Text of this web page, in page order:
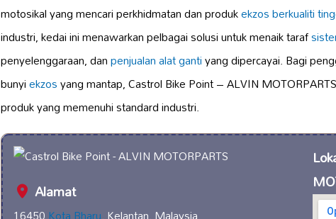
motosikal yang mencari perkhidmatan dan produkekzos berkualiti
industri, kedai ini menawarkan pelbagai solusi untuk menaik taraf
penyelenggaraan, danpenjualan alat gantiyang dipercayai. Bagi
bunyiekzosyang mantap, Castrol Bike Point – ALVIN
produk yang memenuhi standard industri.
Alamat